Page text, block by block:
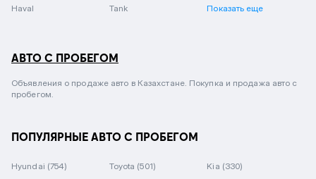
Haval Tank Показать еще
АВТО С ПРОБЕГОМ
Объявления о продаже авто в Казахстане. Покупка и продажа авто с
пробегом.
ПОПУЛЯРНЫЕ АВТО С ПРОБЕГОМ
Hyundai (754) Toyota (501) Kia (330)